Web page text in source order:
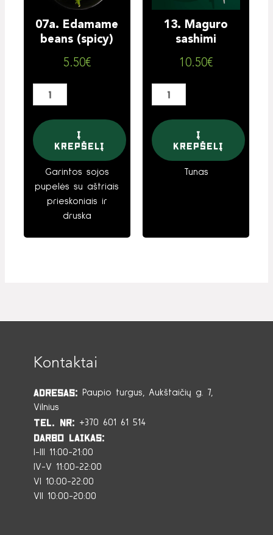
07a. Edamame
beans (spicy)
5.50€
Į
krepšelį
Garintos sojos
pupelės su aštriais
prieskoniais ir
druska
13. Maguro
sashimi
10.50€
Į
krepšelį
Tunas
Kontaktai
Adresas: Paupio turgus, Aukštaičių g. 7,
Vilnius
Tel. Nr: +370 601 61 514
Darbo laikas:
I-III 11:00-21:00
IV-V 11:00-22:00
VI 10:00-22:00
VII 10:00-20:00